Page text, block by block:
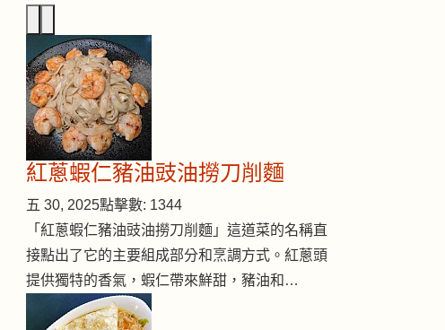
紅蔥蝦仁豬油豉油撈刀削麵
五 30, 2025點擊數: 1344
「紅蔥蝦仁豬油豉油撈刀削麵」這道菜的名稱直
接點出了它的主要組成部分和烹調方式。紅蔥頭
提供獨特的香氣，蝦仁帶來鮮甜，豬油和…